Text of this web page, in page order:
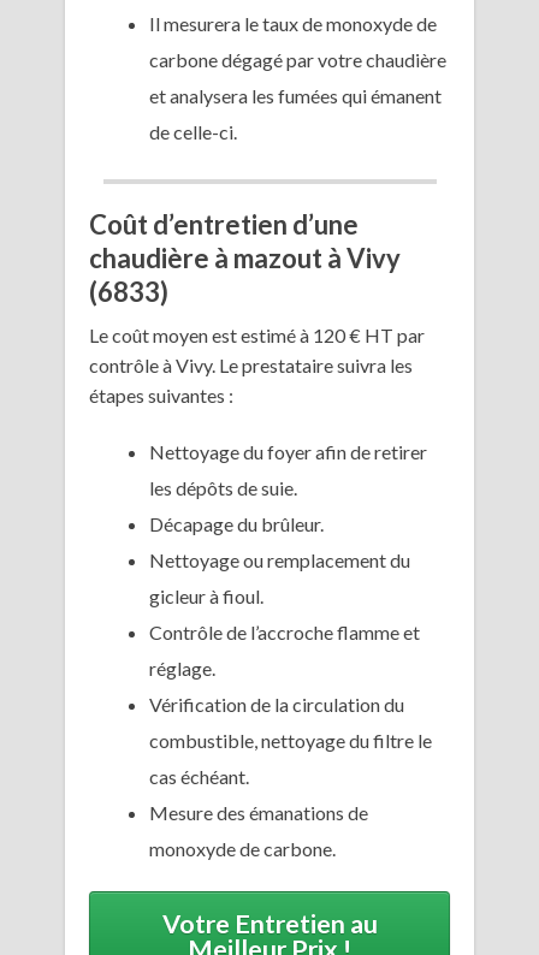
Il mesurera le taux de monoxyde de
carbone dégagé par votre chaudière
et analysera les fumées qui émanent
de celle-ci.
Coût d’entretien d’une
chaudière à mazout à Vivy
(6833)
Le coût moyen est estimé à 120 € HT par
contrôle à Vivy. Le prestataire suivra les
étapes suivantes :
Nettoyage du foyer afin de retirer
les dépôts de suie.
Décapage du brûleur.
Nettoyage ou remplacement du
gicleur à fioul.
Contrôle de l’accroche flamme et
réglage.
Vérification de la circulation du
combustible, nettoyage du filtre le
cas échéant.
Mesure des émanations de
monoxyde de carbone.
Votre Entretien au